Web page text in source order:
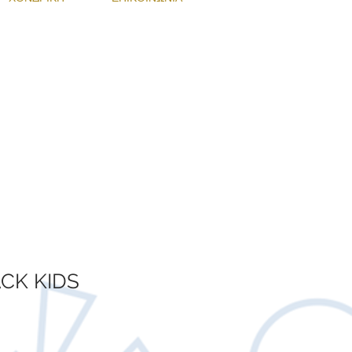
KIDS